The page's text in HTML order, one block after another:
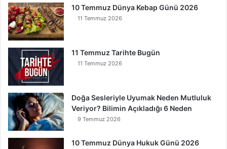
t
u
l
u
r
10 Temmuz Dünya Kebap Günü 2026
11 Temmuz 2026
11 Temmuz Tarihte Bugün
11 Temmuz 2026
Doğa Sesleriyle Uyumak Neden Mutluluk
Veriyor? Bilimin Açıkladığı 6 Neden
9 Temmuz 2026
10 Temmuz Dünya Hukuk Günü 2026